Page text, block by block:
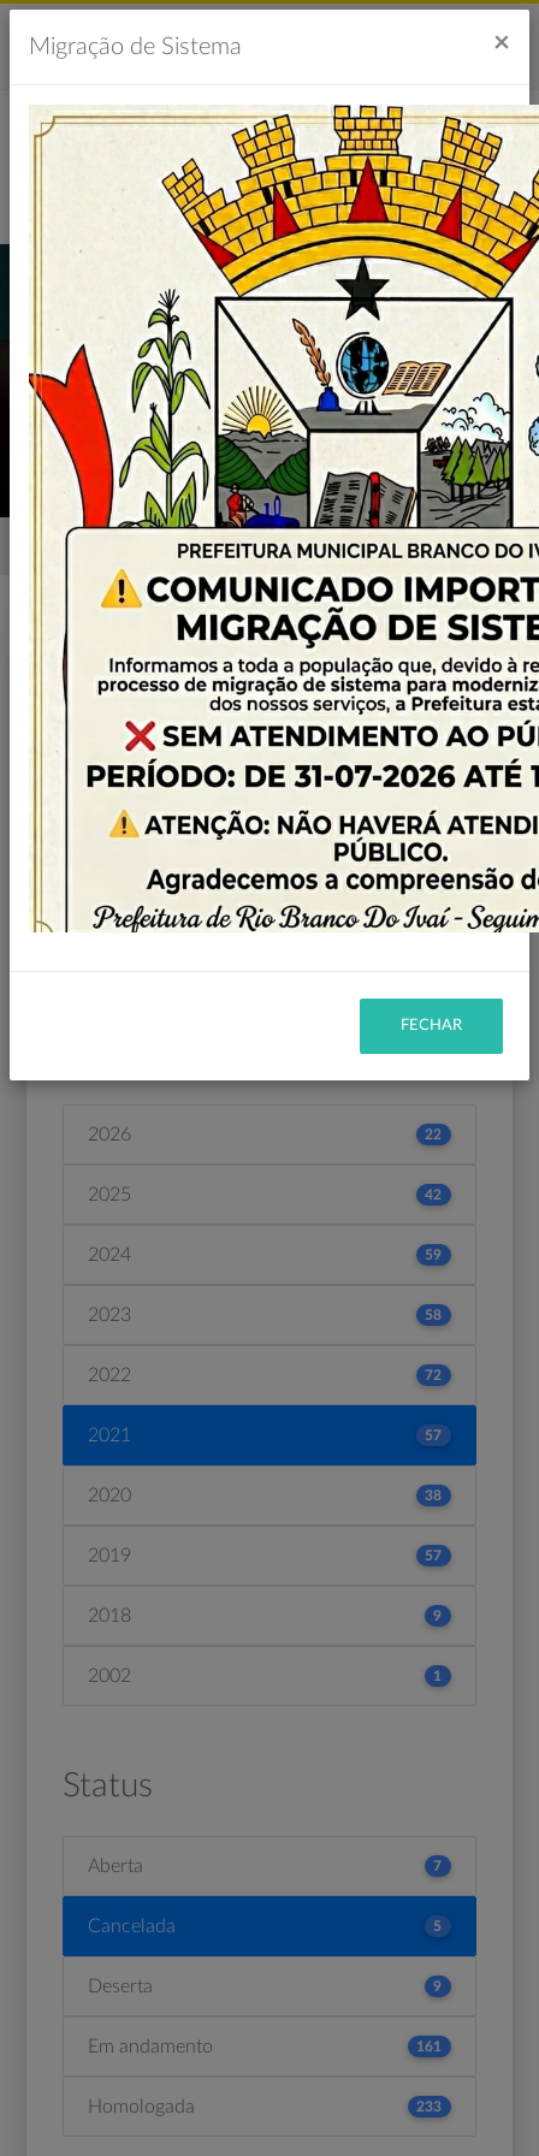
LICITAÇÕES
Licitações
Filtro
MODALIDADE: DISPENSA DE LICITAÇÃO
2026 22
2025 42
2024 59
2023 58
2022 72
2021 57
2020 38
2019 57
2018 9
2002 1
Status
Aberta 7
Cancelada 5
Deserta 9
Em andamento 161
Homologada 233
Migração de Sistema ×
FECHAR